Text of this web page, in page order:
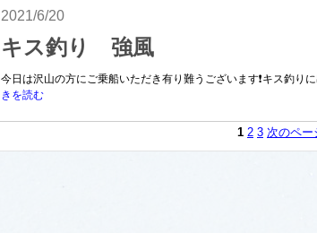
2021/6/20
キス釣り 強風
今日は沢山の方にご乗船いただき有り難うございます❗キス釣り
きを読む
1 2 3 次のペー